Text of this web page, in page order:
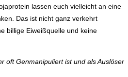
lassen euch vielleicht an eine
Das ist nicht ganz verkehrt
billige Eiweißquelle und keine
oft Genmanipuliert ist und als Auslöser